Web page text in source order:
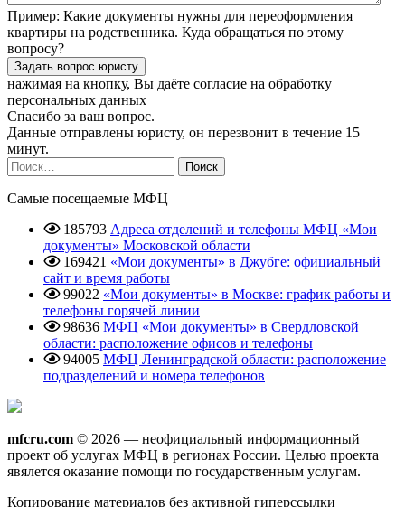
Пример: Какие документы нужны для переоформления
квартиры на родственника. Куда обращаться по этому
вопросу?
нажимая на кнопку, Вы даёте согласие на обработку
персональных данных
Спасибо за ваш вопрос.
Данные отправлены юристу, он перезвонит в течение 15
минут.
Найти:
Самые посещаемые МФЦ
185793 Адреса отделений и телефоны МФЦ «Мои
документы» Московской области
169421 «Мои документы» в Джубге: официальный
сайт и время работы
99022 «Мои документы» в Москве: график работы и
телефоны горячей линии
98636 МФЦ «Мои документы» в Свердловской
области: расположение офисов и телефоны
94005 МФЦ Ленинградской области: расположение
подразделений и номера телефонов
mfcru.com © 2026 — неофициальный информационный
проект об услугах МФЦ в регионах России. Целью проекта
явялется оказание помощи по государственным услугам.
Копирование материалов без активной гиперссылки